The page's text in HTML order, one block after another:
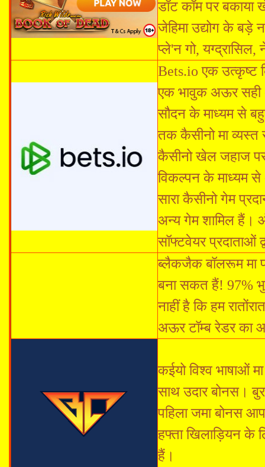
डॉट कॉम पर
जेहिमा उद्योग के बड़े
प्ले'न गो,
Bets.io एक उत्कृष्ट
एक भावुक अऊर
सौदन के माध्यम से
तक कैसीनो मा व्यस्त
कैसीनो खेल जहाज पर
विकल्पन के माध्यम
सारा कैसीनो गेम
अन्य गेम शामिल हैं।
सॉफ्टवेयर प्रदाताओं
ब्लैकजैक बॉलरूम मा
बना सकत हैं! 97%
नाहीं है कि हम
अऊर टॉम्ब रेडर का
कईयो विश्व भाषाओं
साथ उदार बोनस।
पहिला जमा बोनस
हफ्ता खिलाड़ियन के
हैं।